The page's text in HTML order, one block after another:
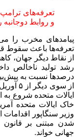
تعرفه‌های
و روابط دوجانبه
پیامدهای مخرب را
تعرفه‌ها باعث سقوط
از نقاط دیگر جهان،
رشد تولید ناخالص
درصدها نسبت به
از
خاک ایالات متحده
وزیر سنگاپور اقدامات
شدن مبتنی بر قانون
جهانی خواند.